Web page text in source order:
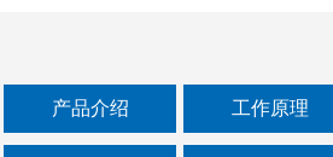
产品介绍 工作原理